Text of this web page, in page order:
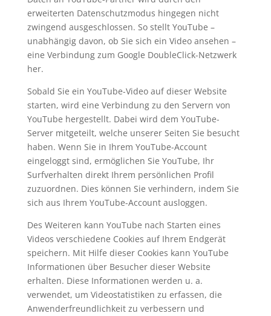
erweiterten Datenschutzmodus hingegen nicht
zwingend ausgeschlossen. So stellt YouTube –
unabhängig davon, ob Sie sich ein Video ansehen –
eine Verbindung zum Google DoubleClick-Netzwerk
her.
Sobald Sie ein YouTube-Video auf dieser Website
starten, wird eine Verbindung zu den Servern von
YouTube hergestellt. Dabei wird dem YouTube-
Server mitgeteilt, welche unserer Seiten Sie besucht
haben. Wenn Sie in Ihrem YouTube-Account
eingeloggt sind, ermöglichen Sie YouTube, Ihr
Surfverhalten direkt Ihrem persönlichen Profil
zuzuordnen. Dies können Sie verhindern, indem Sie
sich aus Ihrem YouTube-Account ausloggen.
Des Weiteren kann YouTube nach Starten eines
Videos verschiedene Cookies auf Ihrem Endgerät
speichern. Mit Hilfe dieser Cookies kann YouTube
Informationen über Besucher dieser Website
erhalten. Diese Informationen werden u. a.
verwendet, um Videostatistiken zu erfassen, die
Anwenderfreundlichkeit zu verbessern und